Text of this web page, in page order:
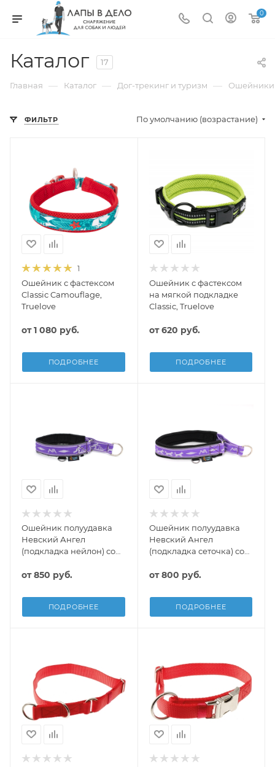
0
Каталог 17
Главная — Каталог — Дог-трекинг и туризм — Ошейники
ФИЛЬТР По умолчанию (возрастание)
1
Ошейник с фастексом
Classic Camouflage,
Truelove
от1 080 руб.
ПОДРОБНЕЕ
Ошейник с фастексом
на мягкой подкладке
Classic, Truelove
от620 руб.
ПОДРОБНЕЕ
Ошейник полуудавка
Невский Ангел
(подкладка нейлон) со
от850 руб.
ПОДРОБНЕЕ
Ошейник полуудавка
Невский Ангел
(подкладка сеточка) со
от800 руб.
ПОДРОБНЕЕ